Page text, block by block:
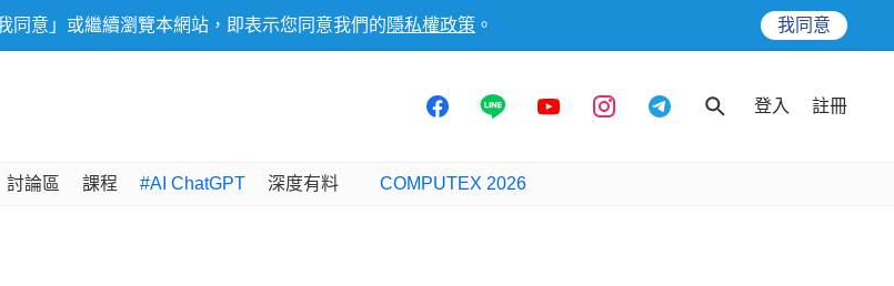
同意」或繼續瀏覽本網站，即表示您同意我們的 隱私權政策 。 我同意
登入 註冊
討論區 課程 #AI ChatGPT 深度有料 COMPUTEX 2026